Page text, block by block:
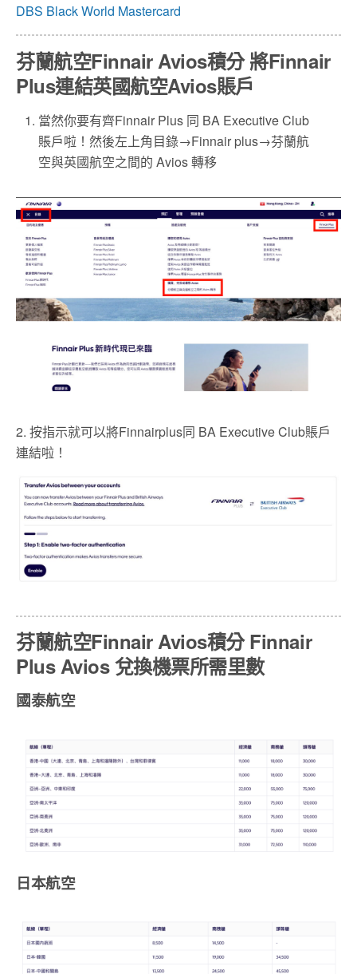
DBS Black World Mastercard
芬蘭航空Finnair Avios積分 將Finnair
Plus連結英國航空Avios賬戶
當然你要有齊Finnair Plus 同 BA Executive Club
賬戶啦！然後左上角目錄→Finnair plus→芬蘭航
空與英國航空之間的 Avios 轉移
2. 按指示就可以將Finnairplus同 BA Executive Club賬戶
連結啦！
芬蘭航空Finnair Avios積分 Finnair
Plus Avios 兌換機票所需里數
國泰航空
日本航空